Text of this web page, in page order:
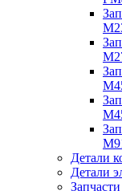
Детали
Детали